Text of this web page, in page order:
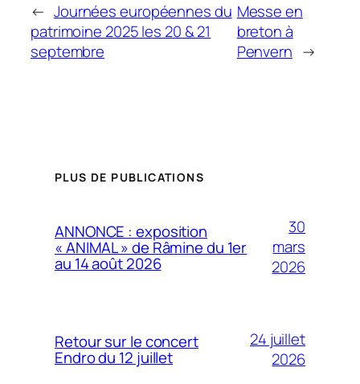
← Journées européennes du
patrimoine 2025 les 20 & 21
septembre
Messe en
breton à
Penvern →
PLUS DE PUBLICATIONS
ANNONCE : exposition
« ANIMAL » de Râmine du 1er
au 14 août 2026
30
mars
2026
Retour sur le concert
Endro du 12 juillet
24 juillet
2026